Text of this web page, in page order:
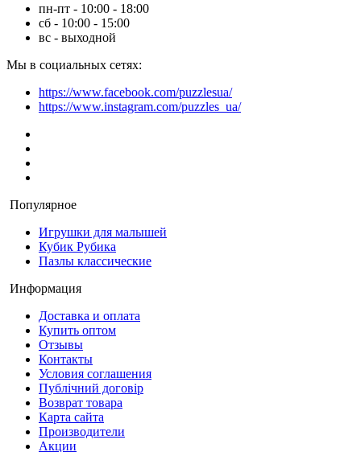
пн-пт - 10:00 - 18:00
сб - 10:00 - 15:00
вс - выходной
Мы в социальных сетях:
https://www.facebook.com/puzzlesua/
https://www.instagram.com/puzzles_ua/
Популярное
Игрушки для малышей
Кубик Рубика
Пазлы классические
Информация
Доставка и оплата
Купить оптом
Отзывы
Контакты
Условия соглашения
Публічний договір
Возврат товара
Карта сайта
Производители
Акции